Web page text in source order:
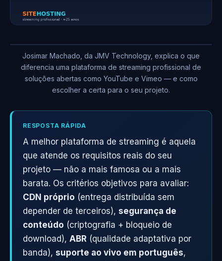
Josimar Machado, da JMV Technology, explica o que
diferencia uma plataforma de streaming profissional de
soluções abertas como YouTube e Vimeo — e como
escolher a certa para o seu projeto.
RESPOSTA RÁPIDA
A melhor plataforma de streaming é aquela
que atende os requisitos reais do seu
projeto — não a mais famosa ou a mais
barata. Os critérios objetivos para avaliar:
CDN próprio (entrega distribuída sem
depender de terceiros), segurança de
conteúdo (criptografia + bloqueio de
download), ABR (qualidade adaptativa por
banda), suporte ao vivo em português,